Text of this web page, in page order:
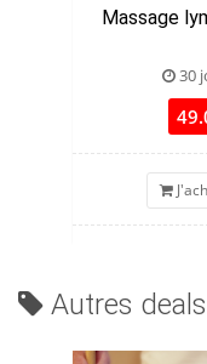
Massage
30
Autres